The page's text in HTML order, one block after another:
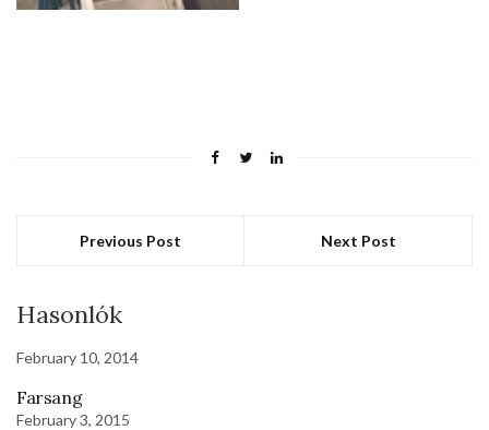
Previous Post Next Post
Hasonlók
February 10, 2014
Farsang
February 3, 2015